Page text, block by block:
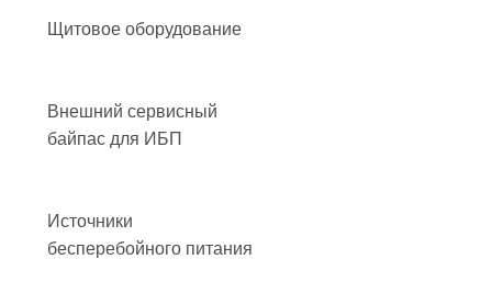
Щитовое оборудование
Внешний сервисный
байпас для ИБП
Источники
бесперебойного питания